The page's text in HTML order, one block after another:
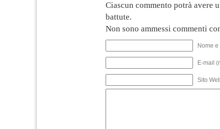
Ciascun commento potrà avere
battute.
Non sono ammessi commenti
Nome
E-mail
Sito